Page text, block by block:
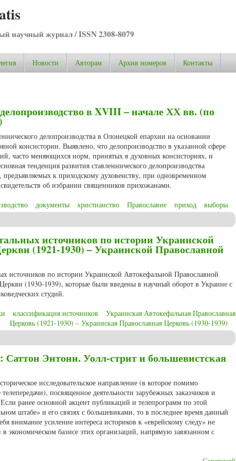
научный журнал / ISSN 2308-8079
Новости Авторам Архив номеров Контакты
в XVIII – начале ХХ вв. (по
делопроизводства в Олонецкой епархии на основании
консистории. Выявлено, что делопроизводство в указанной сфере
часто меняющихся норм, принятых в духовных консисториях, и
тенденция развития ставленнического делопроизводства
предъявляемых к приходскому духовенству, при одновременном
об избрании священников прихожанами.
документы христианство Православие приход выборы
источников по истории Украинской
(1921-1930) – Украинской Православной
источников по истории Украинской Автокефальной Православной
(1930-1939), которые были введены в научный оборот в Украине с
студий.
классификация источников
Украинская Автокефальная Православная
Церковь (1921-1930) – Украинская Православная Церковь (1930-1939)
Энтони. Уолл-стрит и большевистская
исследовательское направление (в которое помимо
посвященное деятельности зарубежных заказчиков и
ранее основной акцент публикаций и телепрограмм по этой
штабе» и его связях с большевиками, то в последнее время данный
внимание усиление интереса историков к «еврейскому следу» не
экономическом базисе этих организаций, напрямую завязанном с